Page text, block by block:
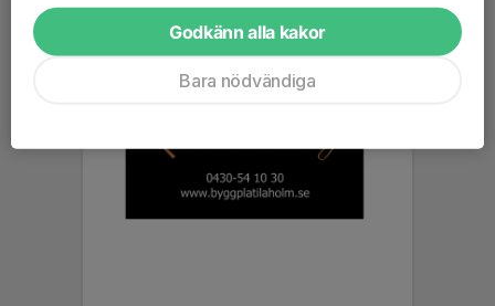
Godkänn alla kakor
Bara nödvändiga